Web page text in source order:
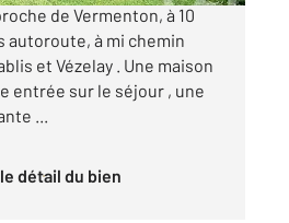
de Vermenton, à 10
autoroute, à mi chemin
et Vézelay . Une maison
entrée sur le séjour , une
...
le détail du bien